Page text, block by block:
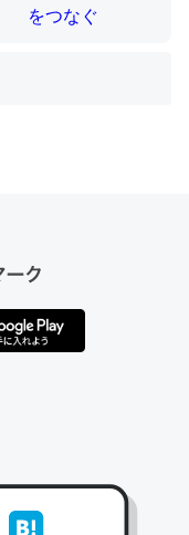
by LIFULL介護
。ポケットWifiみ
2019/05/15/1805